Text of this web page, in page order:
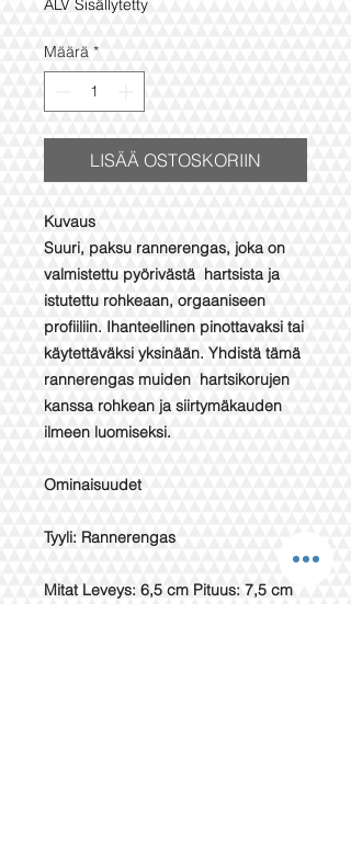
ALV Sisällytetty
Määrä *
LISÄÄ OSTOSKORIIN
Kuvaus
Suuri, paksu rannerengas, joka on
valmistettu pyörivästä hartsista ja
istutettu rohkeaan, orgaaniseen
profiiliin. Ihanteellinen pinottavaksi tai
käytettäväksi yksinään. Yhdistä tämä
rannerengas muiden hartsikorujen
kanssa rohkean ja siirtymäkauden
ilmeen luomiseksi.
Ominaisuudet
Tyyli: Rannerengas
Mitat Leveys: 6,5 cm Pituus: 7,5 cm